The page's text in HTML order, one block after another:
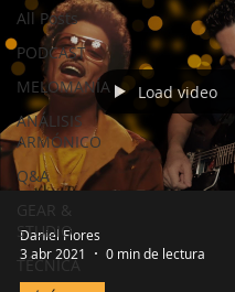
All Posts
PODCAST
MELOMANÍA
ANÁLISIS
ARMÓNICO
Q&A
GEAR &
STUDIO
TÉCNICA
Load video
Daniel Flores
3 abr 2021
0 min de lectura